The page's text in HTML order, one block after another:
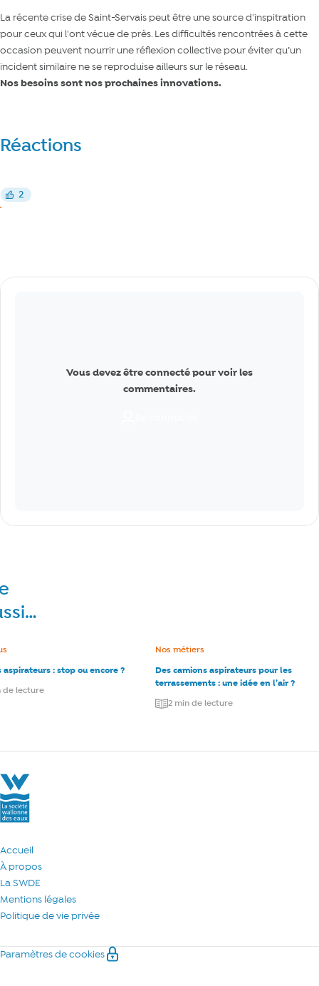
La récente crise de Saint-Servaispeut être une source d'inspitration
pour ceux qui l'ont vécue de près. Les difficultés rencontrées à cette
occasion peuvent nourrir une réflexion collective pour éviter qu’un
incident similaire ne se reproduise ailleurs sur le réseau.
Nos besoins sont nos prochaines innovations.
Réactions
Réagir
2
J’aime
Commentaires
Vous devez être connecté pour voir les
commentaires.
aspirateurs : stop ou encore ?
:
de lecture
Des camions aspirateurs pour les
terrassements : une idée en l’air ?
Catégorie :
Nos métiers
2 min de lecture
La Société Wallonne des Eaux
Accueil
À propos
La SWDE
Mentions légales
Politique de vie privée
Paramètres de cookies